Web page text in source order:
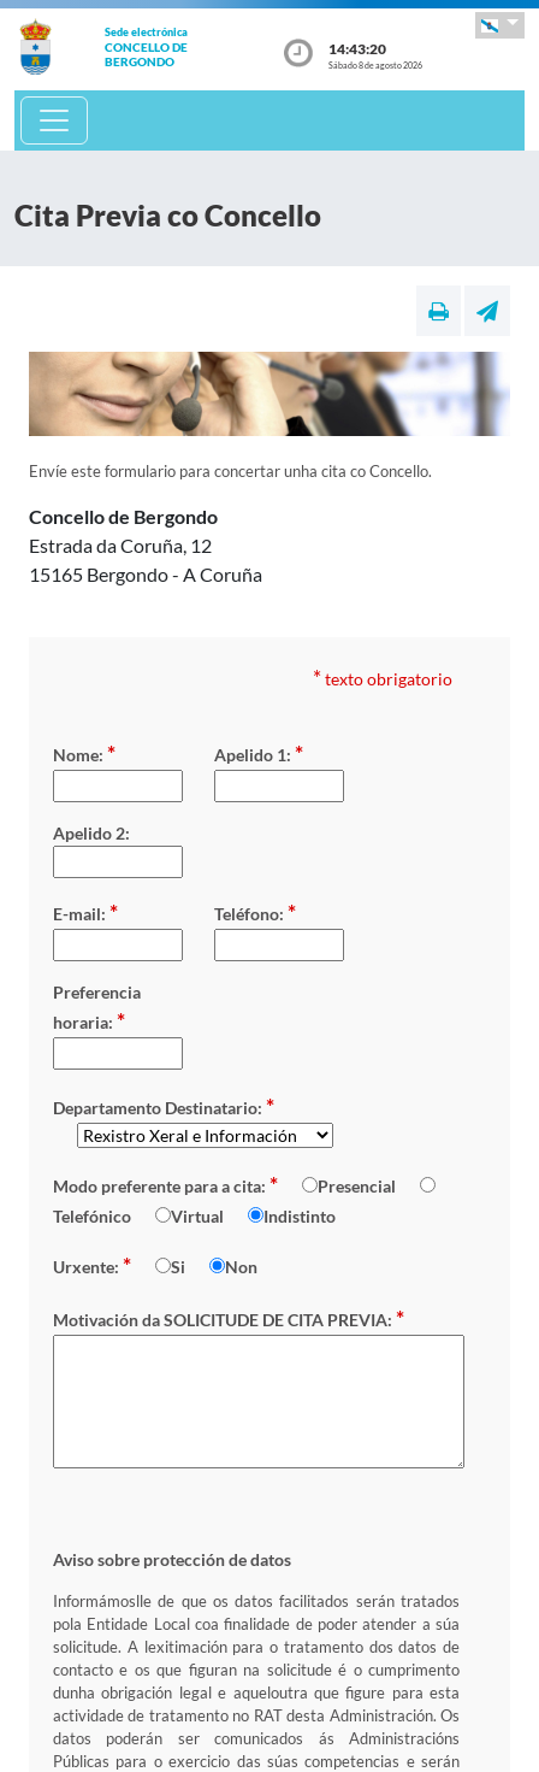
Sede electrónica
CONCELLO DE
BERGONDO
14:43:20
Sábado 8 de agosto 2026
Cita Previa co Concello
Envíe este formulario para concertar unha cita co Concello.
Concello de Bergondo
Estrada da Coruña, 12
15165 Bergondo - A Coruña
*texto obrigatorio
Nome: * Apelido 1: *
Apelido 2:
E-mail: * Teléfono: *
Preferencia
horaria: *
Departamento Destinatario: *
Modo preferente para a cita: *
Presencial
Telefónico
Virtual Indistinto
Urxente: * Si Non
Motivación da SOLICITUDE DE CITA PREVIA: *
Aviso sobre protección de datos
Informámoslle de que os datos facilitados serán tratados
pola Entidade Local coa finalidade de poder atender a súa
solicitude. A lexitimación para o tratamento dos datos de
contacto e os que figuran na solicitude é o cumprimento
dunha obrigación legal e aqueloutra que figure para esta
actividade de tratamento no RAT desta Administración. Os
datos poderán ser comunicados ás Administracións
Públicas para o exercicio das súas competencias e serán